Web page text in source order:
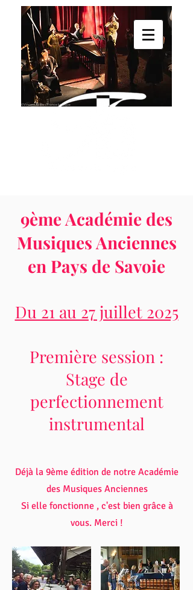
9ème Académie des
Musiques Anciennes
en Pays de Savoie
Du 21 au 27 juillet 2025
Première session :
Stage de
perfectionnement
instrumental
Déjà la 9ème édition de notre Académie
des Musiques Anciennes
Si elle fonctionne , c'est bien grâce à
vous. Merci !